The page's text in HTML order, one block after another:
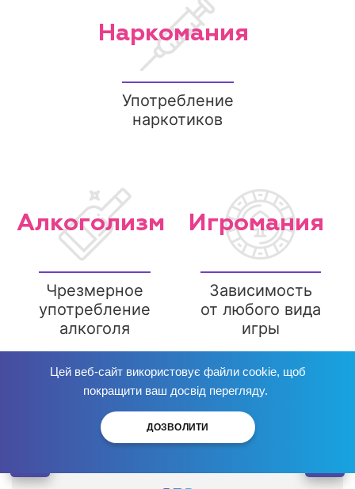
Цей веб-сайт використовує файли cookie, щоб
покращити ваш досвід перегляду.
ДОЗВОЛИТИ
Избавься от зависимостисейчас
Наркомания
Употребление
наркотиков
Алкоголизм
Чрезмерное
употребление
алкоголя
Игромания
Зависимость
от любого вида
игры